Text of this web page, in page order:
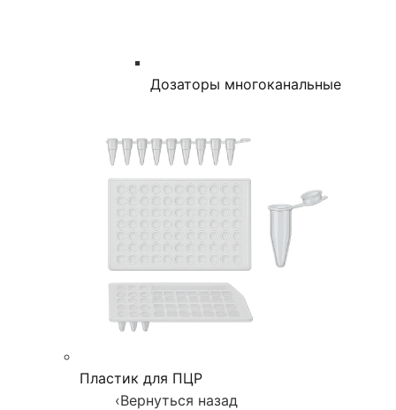
Дозаторы многоканальные
Пластик для ПЦР
‹Вернуться назад